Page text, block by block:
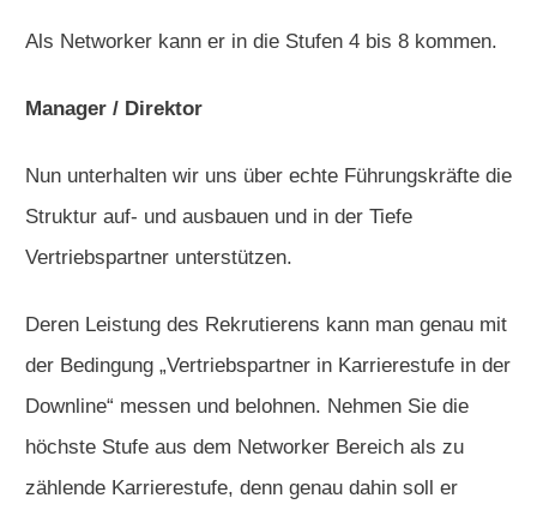
Als Networker kann er in die Stufen 4 bis 8 kommen.
Manager / Direktor
Nun unterhalten wir uns über echte Führungskräfte die
Struktur auf- und ausbauen und in der Tiefe
Vertriebspartner unterstützen.
Deren Leistung des Rekrutierens kann man genau mit
der Bedingung „Vertriebspartner in Karrierestufe in der
Downline“ messen und belohnen. Nehmen Sie die
höchste Stufe aus dem Networker Bereich als zu
zählende Karrierestufe, denn genau dahin soll er